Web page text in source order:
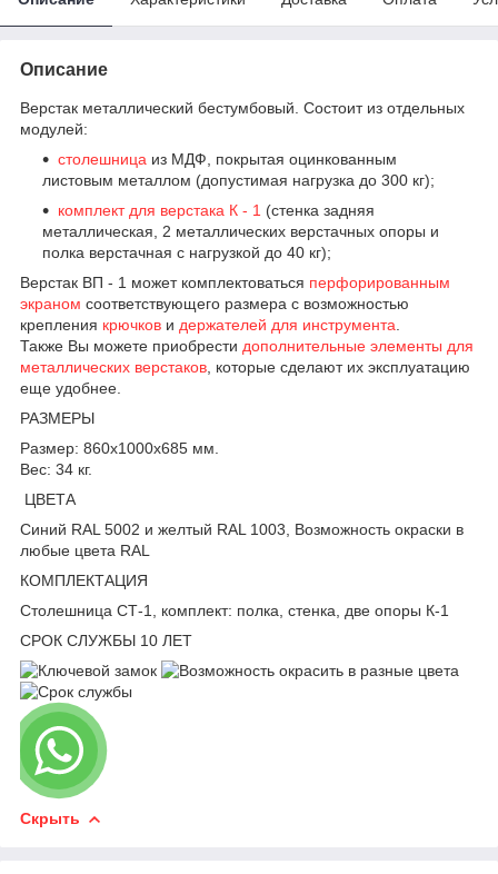
Описание
Верстак металлический бестумбовый. Состоит из отдельных
модулей:
столешница из МДФ, покрытая оцинкованным
листовым металлом (допустимая нагрузка до 300 кг);
комплект для верстака К - 1 (стенка задняя
металлическая, 2 металлических верстачных опоры и
полка верстачная с нагрузкой до 40 кг);
Верстак ВП - 1 может комплектоваться перфорированным
экраном соответствующего размера с возможностью
крепления крючков и держателей для инструмента
Также Вы можете приобрести дополнительные элементы для
металлических верстаков , которые сделают их эксплуатацию
еще удобнее.
РАЗМЕРЫ
Размер: 860х1000х685 мм.
Вес: 34 кг.
ЦВЕТА
Синий RAL 5002 и желтый RAL 1003, Возможность окраски в
любые цвета RAL
КОМПЛЕКТАЦИЯ
Столешница СТ-1, комплект: полка, стенка, две опоры К-1
СРОК СЛУЖБЫ 10 ЛЕТ
Скрыть